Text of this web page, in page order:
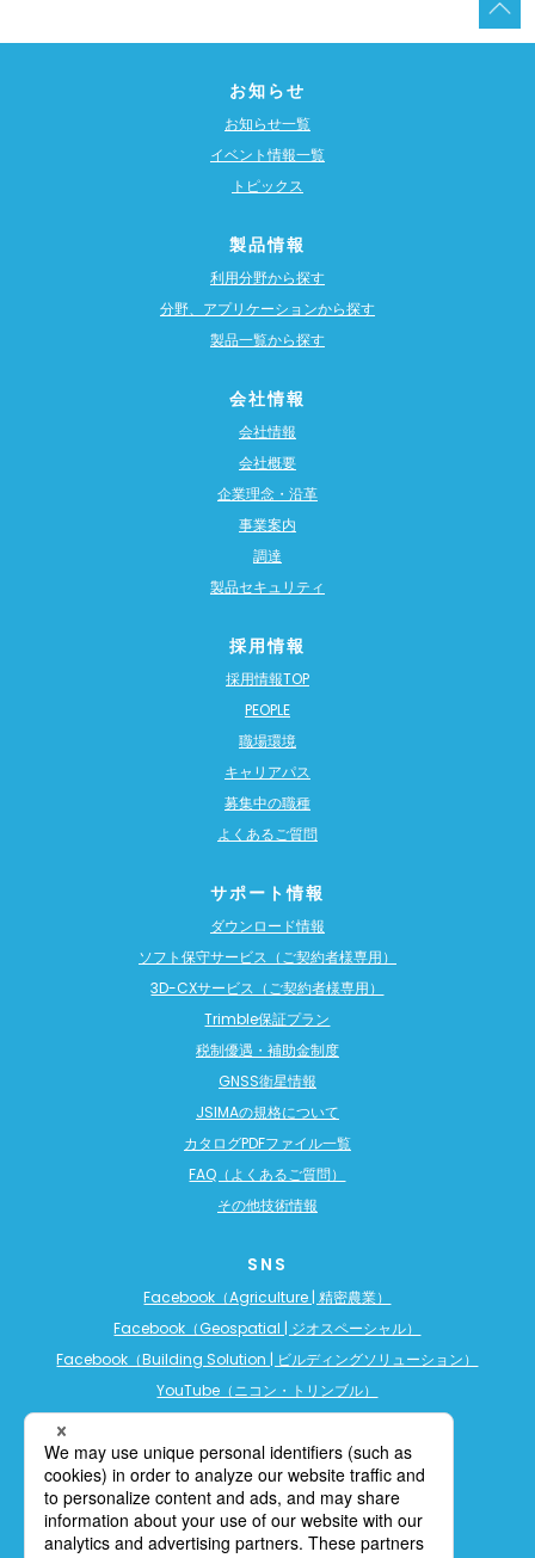
お知らせ
お知らせ一覧
イベント情報一覧
トピックス
製品情報
利用分野から探す
分野、アプリケーションから探す
製品一覧から探す
会社情報
会社情報
会社概要
企業理念・沿革
事業案内
調達
製品セキュリティ
採用情報
採用情報TOP
PEOPLE
職場環境
キャリアパス
募集中の職種
よくあるご質問
サポート情報
ダウンロード情報
ソフト保守サービス（ご契約者様専用）
3D-CXサービス（ご契約者様専用）
Trimble保証プラン
税制優遇・補助金制度
GNSS衛星情報
JSIMAの規格について
カタログPDFファイル一覧
FAQ（よくあるご質問）
その他技術情報
SNS
Facebook（Agriculture | 精密農業）
Facebook（Geospatial | ジオスペーシャル）
Facebook（Building Solution | ビルディングソリューション）
YouTube（ニコン・トリンブル）
YouTube（ビルディングソリューション）
LINE公式アカウント（精密農業）